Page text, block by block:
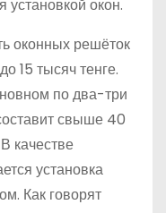
окон.
оконных решёток
15 тысяч тенге.
по два-три
свыше 40
качестве
установка
Как говорят